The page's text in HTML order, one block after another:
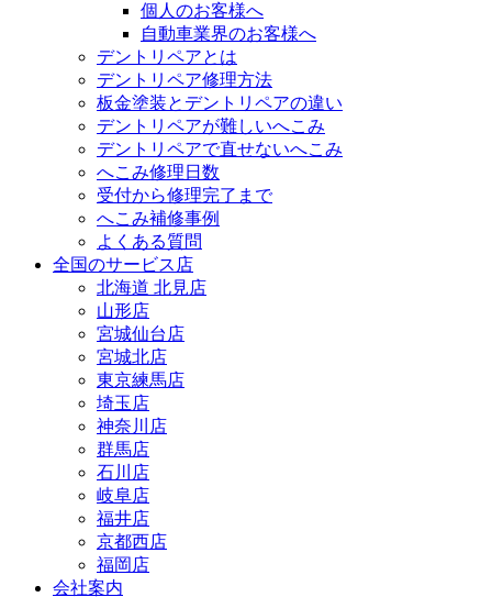
個人のお客様へ
自動車業界のお客様へ
デントリペアとは
デントリペア修理方法
板金塗装とデントリペアの違い
デントリペアが難しいへこみ
デントリペアで直せないへこみ
へこみ修理日数
受付から修理完了まで
へこみ補修事例
よくある質問
全国のサービス店
北海道 北見店
山形店
宮城仙台店
宮城北店
東京練馬店
埼玉店
神奈川店
群馬店
石川店
岐阜店
福井店
京都西店
福岡店
会社案内